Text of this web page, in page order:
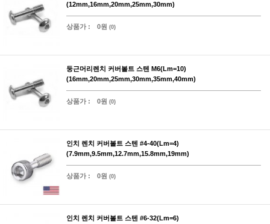
(12mm,16mm,20mm,25mm,30mm)
상품가 : 0원 (0)
둥근머리렌치 커버볼트 스텐 M6(Lm=10)
(16mm,20mm,25mm,30mm,35mm,40mm)
상품가 : 0원 (0)
인치 렌치 커버볼트 스텐 #4-40(Lm=4)
(7.9mm,9.5mm,12.7mm,15.8mm,19mm)
상품가 : 0원 (0)
인치 렌치 커버볼트 스텐 #6-32(Lm=6)